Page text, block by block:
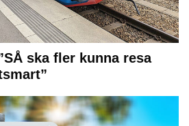
ska fler kunna resa